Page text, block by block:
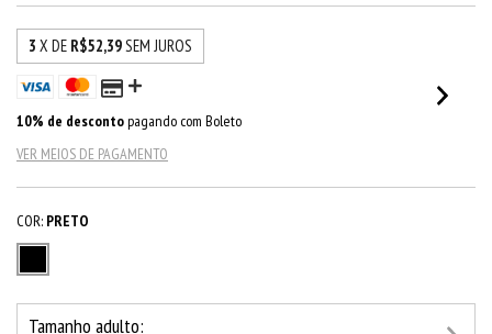
3 X DE R$52,39SEM JUROS
10% de descontopagando com Boleto
VER MEIOS DE PAGAMENTO
COR: PRETO
Tamanho adulto: